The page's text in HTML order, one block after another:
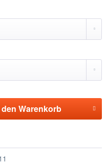
Warenkorb